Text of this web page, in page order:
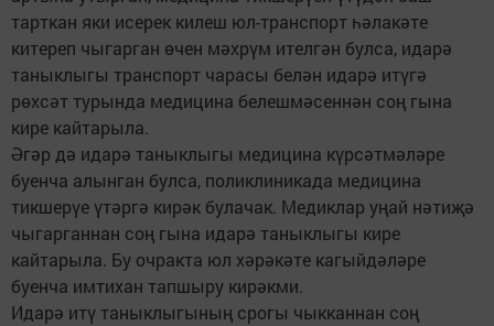
тарткан яки исерек килеш юл-транспорт һәлакәте
китереп чыгарган өчен мәхрүм ителгән булса, идарә
таныклыгы транспорт чарасы белән идарә итүгә
рөхсәт турында медицина белешмәсеннән соң гына
кире кайтарыла.
Әгәр дә идарә таныклыгы медицина күрсәтмәләре
буенча алынган булса, поликлиникада медицина
тикшерүе үтәргә кирәк булачак. Медиклар уңай нәтиҗә
чыгарганнан соң гына идарә таныклыгы кире
кайтарыла. Бу очракта юл хәрәкәте кагыйдәләре
буенча имтихан тапшыру кирәкми.
Идарә итү таныклыгының срогы чыкканнан соң